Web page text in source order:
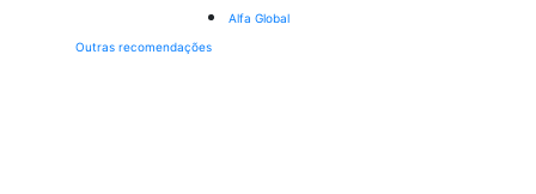
Alfa Global
Outras recomendações